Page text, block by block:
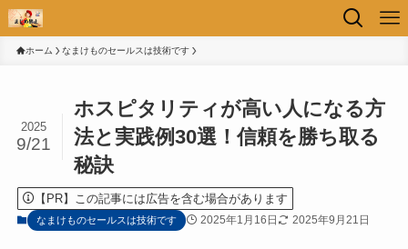
ホーム なまけものセールスは技術です
ホスピタリティが高い人になる方
法と実践例30選！信頼を勝ち取る
秘訣
2025
9/21
【PR】この記事には広告を含む場合があります
なまけものセールスは技術です 2025年1月16日 2025年9月21日